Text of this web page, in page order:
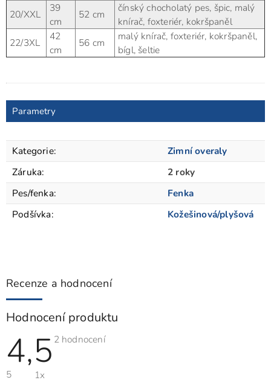
20/XXL
39
cm
52 cm
čínský chocholatý pes, špic, malý
knírač, foxteriér, kokršpaněl
22/3XL
42
cm
56 cm
malý knírač, foxteriér, kokršpaněl,
bígl, šeltie
Parametry
Kategorie:
Zimní overaly
Záruka:
2 roky
Pes/fenka:
Fenka
Podšívka: Kožešinová/plyšová
Recenze a hodnocení
Hodnocení produktu
4,5 Průměrné
2 hodnocení
5
1x